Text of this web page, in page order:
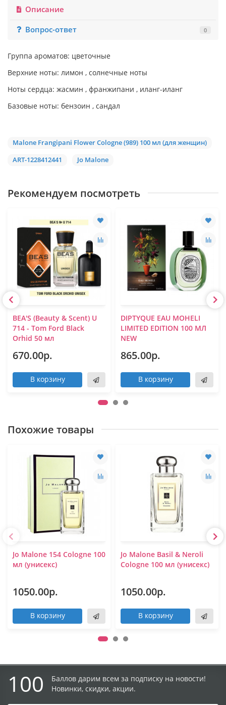
Описание
Вопрос-ответ
0
Группа ароматов: цветочные
Верхние ноты: лимон , солнечные ноты
Ноты сердца: жасмин , франжипани , иланг-иланг
Базовые ноты: бензоин , сандал
Mаlоnе Frangipani Flower Cologne (989) 100 мл (для женщин)
ART-1228412441
Jo Malone
Рекомендуем посмотреть
BEA'S (Beauty & Scent) U
714 - Tom Ford Black
Orhid 50 мл
670.00р.
В корзину
DIPTYQUE EAU MOHELI
LIMITED EDITION 100 МЛ
NEW
865.00р.
В корзину
Похожие товары
Jo Malone 154 Cologne 100
мл (унисекс)
1050.00р.
В корзину
Jo Malone Basil & Neroli
Cologne 100 мл (унисекс)
1050.00р.
В корзину
100
Баллов дарим всем за подписку на новости!
Новинки, скидки, акции.